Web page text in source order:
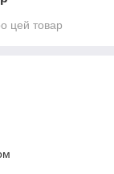
цей товар